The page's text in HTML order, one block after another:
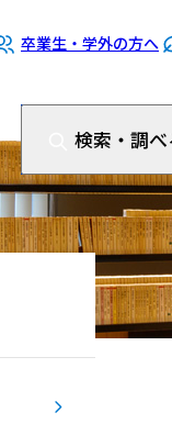
卒業生・学外の方へ
検索・調べ